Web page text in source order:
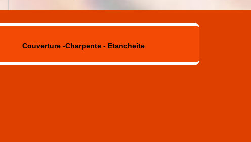
Couverture -Charpente - Etancheite